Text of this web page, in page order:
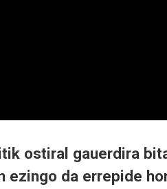
ostiral gauerdira
ezingo da errepide